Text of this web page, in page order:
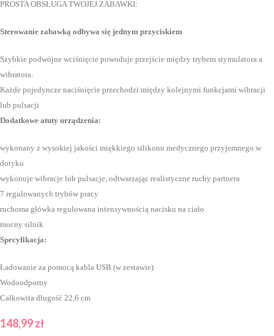
PROSTA OBSŁUGA TWOJEJ ZABAWKI:
Sterowanie zabawką odbywa się jednym przyciskiem
Szybkie podwójne wciśnięcie powoduje przejście między trybem stymulatora a
wibratora.
Każde pojedyncze naciśnięcie przechodzi między kolejnymi funkcjami wibracji
lub pulsacji
Dodatkowe atuty urządzenia:
wykonany z wysokiej jakości miękkiego silikonu medycznego przyjemnego w
dotyku
wykonuje wibracje lub pulsacje, odtwarzając realistyczne ruchy partnera
7 regulowanych trybów pracy
ruchoma główka regulowana intensywnością nacisku na ciało
mocny silnik
Specyfikacja:
Ładowanie za pomocą kabla USB (w zestawie)
Wodoodporny
Całkowita długość 22,6 cm
148,99zł